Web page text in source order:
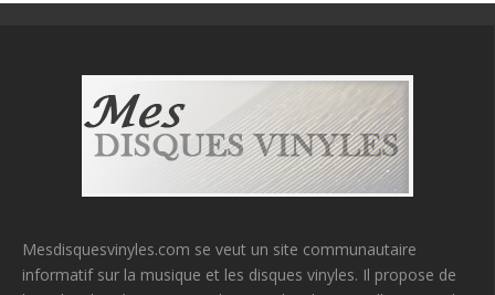
Mesdisquesvinyles.com se veut un site communautaire
informatif sur la musique et les disques vinyles. Il propose de